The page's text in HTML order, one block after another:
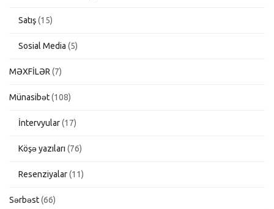
Satış(15)
Sosial Media (5)
MƏXFİLƏR (7)
Münasibət(108)
İntervyular(17)
Köşə yazıları (76)
Resenziyalar(11)
Sərbəst(66)